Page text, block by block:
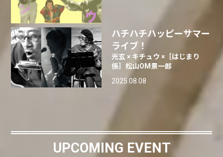
ハチハチハッピーサマー
ライブ！
光玄 × キチュウ ×［はじまり
係］松山OM景一郎
2025.08.08
UPCOMING EVENT